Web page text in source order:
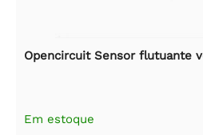
Opencircuit Sensor flutuante
Em estoque